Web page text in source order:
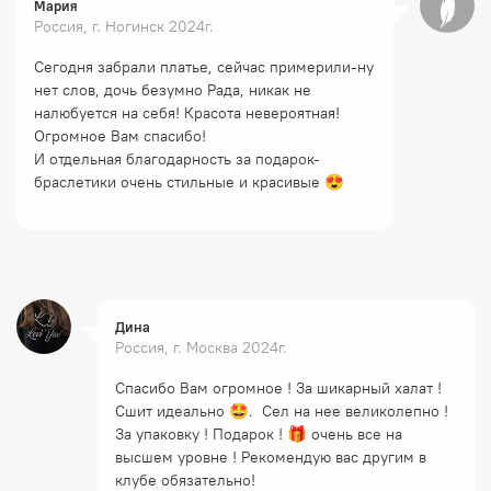
Мария
Россия, г. Ногинск 2024г.
Сегодня забрали платье, сейчас примерили-ну
нет слов, дочь безумно Рада, никак не
налюбуется на себя! Красота невероятная!
Огромное Вам спасибо!
И отдельная благодарность за подарок-
браслетики очень стильные и красивые 😍
Дина
Россия, г. Москва 2024г.
Спасибо Вам огромное ! За шикарный халат !
Сшит идеально 🤩. Сел на нее великолепно !
За упаковку ! Подарок ! 🎁 очень все на
высшем уровне ! Рекомендую вас другим в
клубе обязательно!